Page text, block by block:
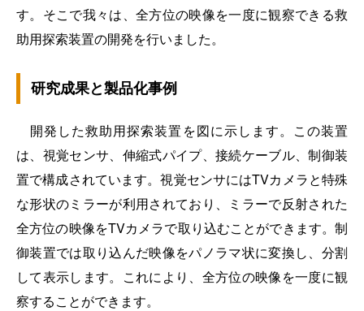
す。そこで我々は、全方位の映像を一度に観察できる救
助用探索装置の開発を行いました。
研究成果と製品化事例
開発した救助用探索装置を図に示します。この装置
は、視覚センサ、伸縮式パイプ、接続ケーブル、制御装
置で構成されています。視覚センサにはTVカメラと特殊
な形状のミラーが利用されており、ミラーで反射された
全方位の映像をTVカメラで取り込むことができます。制
御装置では取り込んだ映像をパノラマ状に変換し、分割
して表示します。これにより、全方位の映像を一度に観
察することができます。